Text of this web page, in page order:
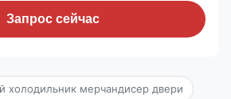
Запрос сейчас
холодильник мерчандисер двери